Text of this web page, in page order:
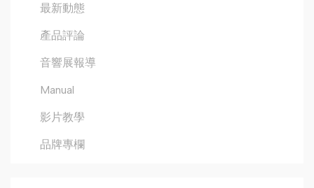
最新動態
產品評論
音響展報導
Manual
影片教學
品牌專欄